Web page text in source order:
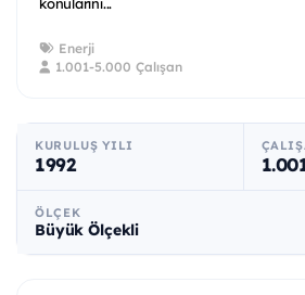
Enerji
1.001-5.000 Çalışan
KURULUŞ YILI
1992
ÖLÇEK
Büyük Ölçekli